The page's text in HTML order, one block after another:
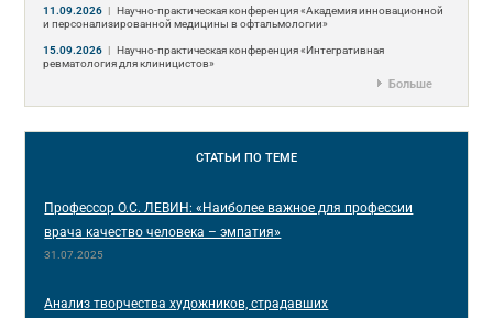
11.09.2026 | Научно-практическая конференция «Академия инновационной
и персонализированной медицины в офтальмологии»
15.09.2026 | Научно-практическая конференция «Интегративная
ревматология для клиницистов»
Больше
СТАТЬИ ПО ТЕМЕ
Профессор О.С. ЛЕВИН: «Наиболее важное для профессии
врача качество человека – эмпатия»
31.07.2025
Анализ творчества художников, страдавших